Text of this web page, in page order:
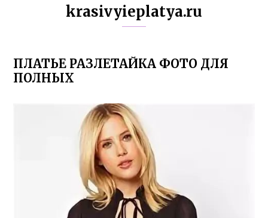
krasivyieplatya.ru
ПЛАТЬЕ РАЗЛЕТАЙКА ФОТО ДЛЯ
ПОЛНЫХ